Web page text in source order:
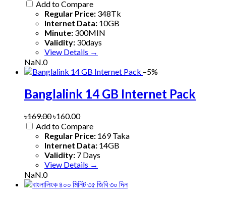
Add to Compare
Regular Price: 348Tk
Internet Data: 10GB
Minute: 300MIN
Validity: 30days
View Details →
NaN.0
–5%
Banglalink 14 GB Internet Pack
৳169.00৳160.00
Add to Compare
Regular Price: 169 Taka
Internet Data: 14GB
Validity: 7 Days
View Details →
NaN.0